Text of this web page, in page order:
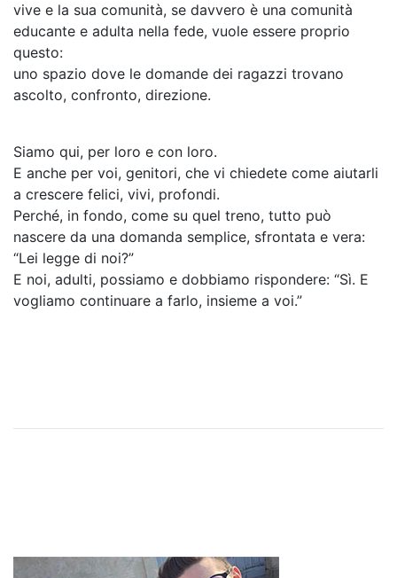
vive e la sua comunità, se davvero è una comunità
educante e adulta nella fede, vuole essere proprio
questo:
uno spazio dove le domande dei ragazzi trovano
ascolto, confronto, direzione.
Siamo qui, per loro e con loro.
E anche per voi, genitori, che vi chiedete come aiutarli
a crescere felici, vivi, profondi.
Perché, in fondo, come su quel treno, tutto può
nascere da una domanda semplice, sfrontata e vera:
“Lei legge di noi?”
E noi, adulti, possiamo e dobbiamo rispondere: “Sì. E
vogliamo continuare a farlo, insieme a voi.”